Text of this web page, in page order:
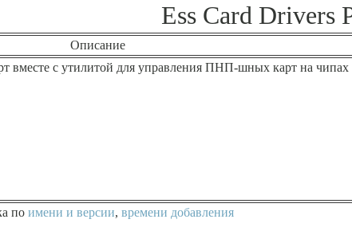
Ess Card Drivers
Описание
вместе с утилитой для управления ПНП-шных карт на чипах
по имени и версии, времени добавления